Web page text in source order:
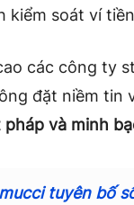
kiểm soát ví
các công ty
đặt niềm tin
và minh
tuyên bố